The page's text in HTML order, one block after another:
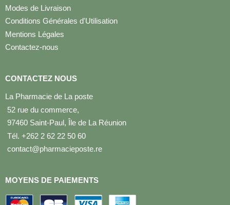
Modes de Livraison
Conditions Générales d'Utilisation
Mentions Légales
Contactez-nous
CONTACTEZ NOUS
La Pharmacie de La poste
52 rue du commerce,
97460 Saint-Paul, Île de La Réunion
Tél. +262 2 62 22 50 60
contact@pharmacieposte.re
MOYENS DE PAIEMENTS